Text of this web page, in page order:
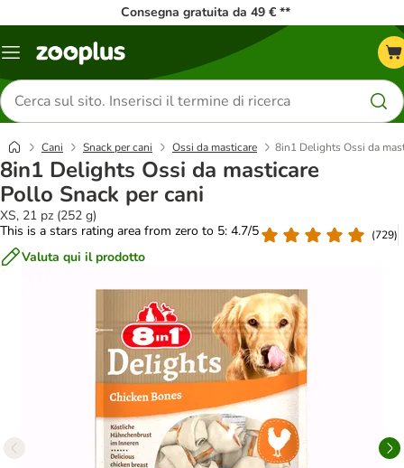
Consegna gratuita da 49 € **
Overview
Cerca
prodotti
Cani Snack per cani Ossi da masticare 8in1 Delights Ossi da
8in1 Delights Ossi da masticare
Pollo Snack per cani
XS, 21 pz (252 g)
This is a stars rating area from zero to 5: 4.7/5
(729)
Valuta qui il prodotto